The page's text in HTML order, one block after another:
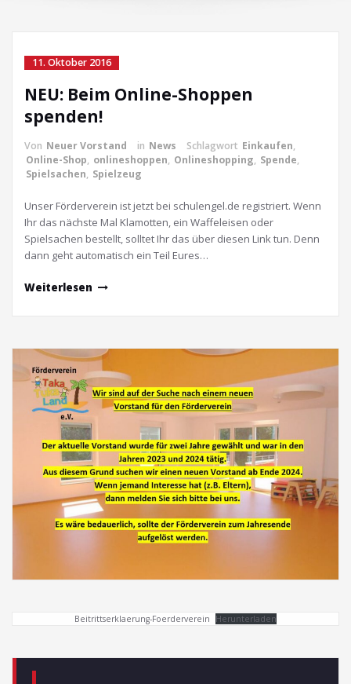
11. Oktober 2016
NEU: Beim Online-Shoppen
spenden!
Von Neuer Vorstand in News Schlagwort Einkaufen,
Online-Shop, onlineshoppen, Onlineshopping, Spende,
Spielsachen, Spielzeug
Unser Förderverein ist jetzt bei schulengel.de registriert. Wenn
Ihr das nächste Mal Klamotten, ein Waffeleisen oder
Spielsachen bestellt, solltet Ihr das über diesen Link tun. Denn
dann geht automatisch ein Teil Eures…
Weiterlesen
Beitrittserklaerung-Foerderverein Herunterladen